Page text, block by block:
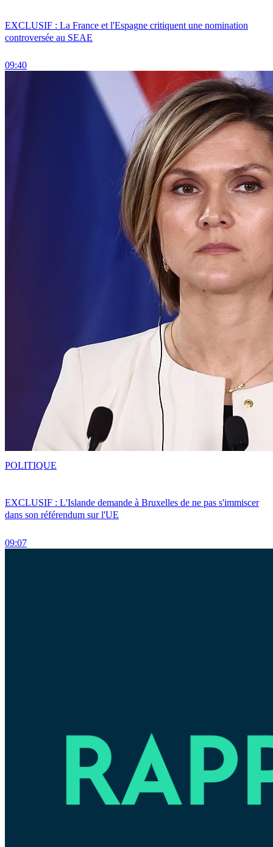
EXCLUSIF : La France et l'Espagne critiquent une nomination
controversée au SEAE
09:40
EXCLUSIF : L'Islande demande à Bruxelles de ne pas s'immiscer
dans son référendum sur l'UE
09:07
POLITIQUE